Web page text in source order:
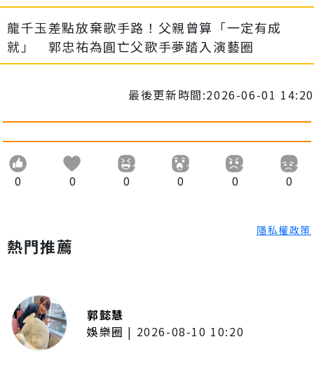
龍千玉差點放棄歌手路！父親曾算「一定有成
就」 郭忠祐為圓亡父歌手夢踏入演藝圈
最後更新時間:2026-06-01 14:20
0 0 0 0 0 0
隱私權政策
熱門推薦
郭懿慧
娛樂圈 | 2026-08-10 10:20